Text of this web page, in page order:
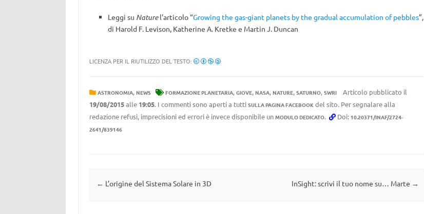
Leggi su Naturel’articolo “Growing the gas-giant planets by the gradual accumulation of pebbles”,
di Harold F. Levison, Katherine A. Kretke e Martin J. Duncan
LICENZA PER IL RIUTILIZZO DEL TESTO:
ASTRONOMIA, NEWS FORMAZIONE PLANETARIA, GIOVE, NASA, NATURE, SATURNO, SWRI
Articolo pubblicato il
19/08/2015alle 19:05. I commenti sono aperti a tutti SULLA PAGINA FACEBOOKdel sito. Per segnalare alla
redazione refusi, imprecisioni ed errori è invece disponibile un MODULO DEDICATO. Doi: 10.20371/INAF/2724-
2641/839146
Navigazione articolo
← L’origine del Sistema Solare in 3D InSight: scrivi il tuo nome su… Marte →